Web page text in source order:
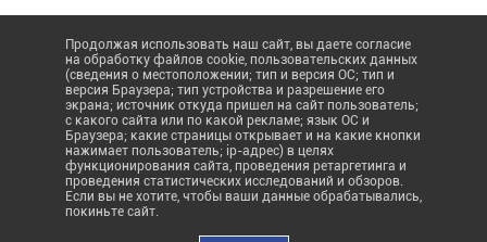
Продолжая использовать наш сайт, вы даете согласие
на обработку файлов cookie, пользовательских данных
(сведения о местоположении; тип и версия ОС; тип и
версия Браузера; тип устройства и разрешение его
экрана; источник откуда пришел на сайт пользователь;
с какого сайта или по какой рекламе; язык ОС и
Браузера; какие страницы открывает и на какие кнопки
нажимает пользователь; ip-адрес) в целях
функционирования сайта, проведения ретаргетинга и
проведения статистических исследований и обзоров.
Если вы не хотите, чтобы ваши данные обрабатывались,
покиньте сайт.